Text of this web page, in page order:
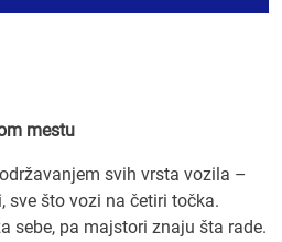
mestu
svih vrsta vozila –
sve što vozi na četiri točka.
sebe, pa majstori znaju šta rade.